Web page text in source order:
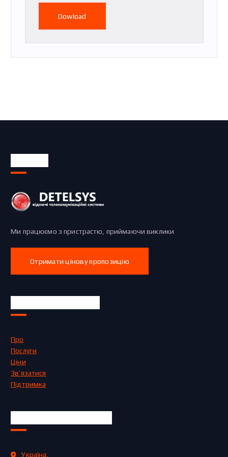
Dowload
Ми працюємо з пристрастю, приймаючи виклики
Отримати цінову пропозицію
Про
Послуги
Ціни
Зв’язатися
Підтримка
Україна,